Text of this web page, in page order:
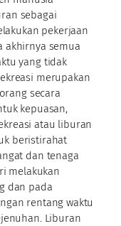
sebagai
pekerjaan
akhirnya semua
yang tidak
merupakan
secara
kepuasan,
atau liburan
beristirahat
dan tenaga
melakukan
dan pada
rentang waktu
Liburan